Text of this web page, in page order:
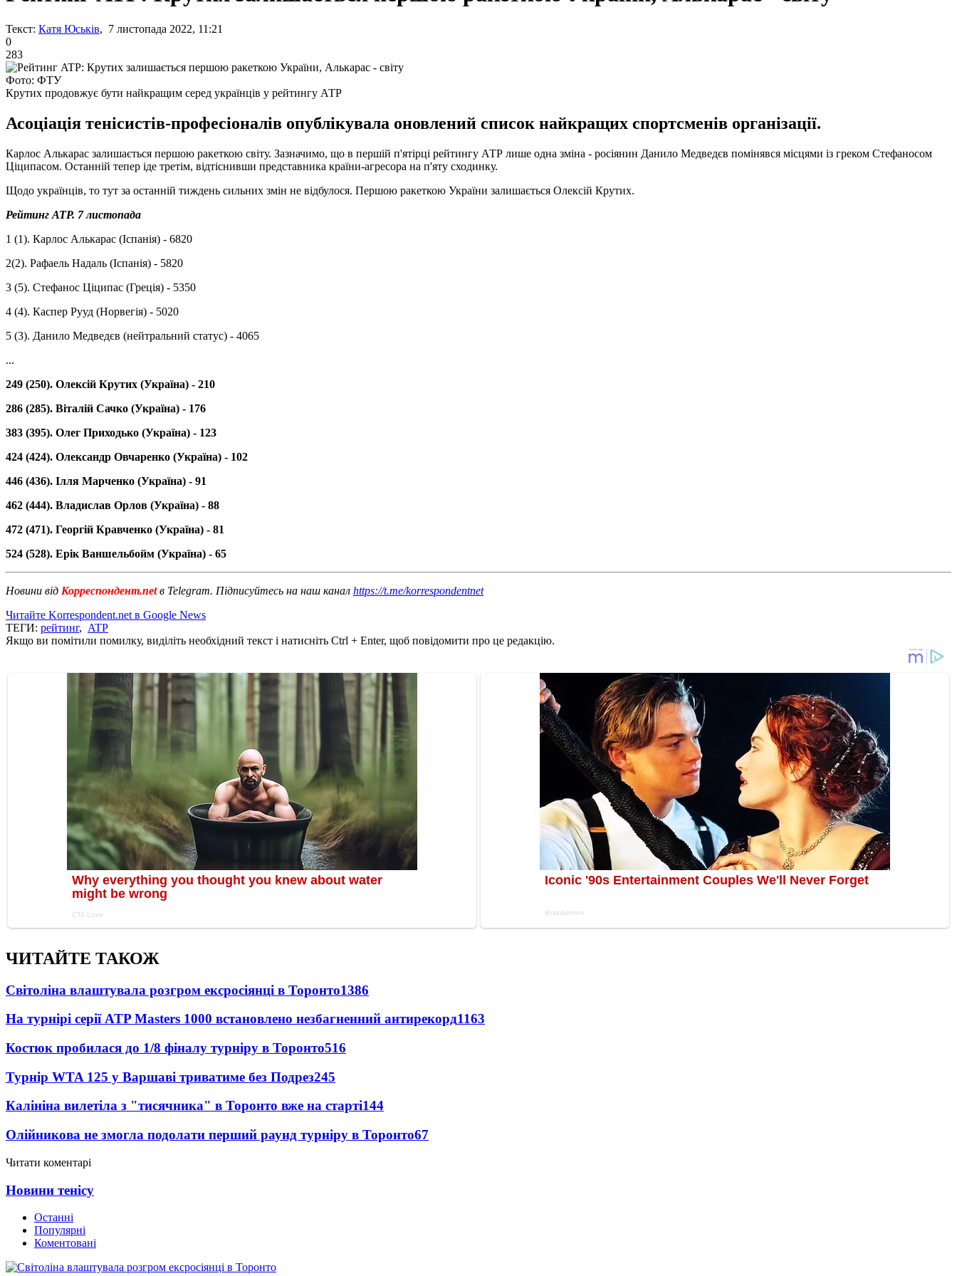
Текст: Катя Юськів, 7 листопада 2022, 11:21
0
283
Фото: ФТУ
Крутих продовжує бути найкращим серед українців у рейтингу АТР
Асоціація тенісистів-професіоналів опублікувала оновлений список найкращих спортсменів організації.
Карлос Алькарас залишається першою ракеткою світу. Зазначимо, що в першій п'ятірці рейтингу АТР лише одна зміна - росіянин Данило Медведєв помінявся місцями із греком Стефаносом
Ціципасом. Останній тепер іде третім, відтіснивши представника країни-агресора на п'яту сходинку.
Щодо українців, то тут за останній тиждень сильних змін не відбулося. Першою ракеткою України залишається Олексій Крутих.
Рейтинг ATP. 7 листопада
1 (1). Карлос Алькарас (Іспанія) - 6820
2(2). Рафаель Надаль (Іспанія) - 5820
3 (5). Стефанос Ціципас (Греція) - 5350
4 (4). Каспер Рууд (Норвегія) - 5020
5 (3). Данило Медведєв (нейтральний статус) - 4065
...
249 (250). Олексій Крутих (Україна) - 210
286 (285). Віталій Сачко (Україна) - 176
383 (395). Олег Приходько (Україна) - 123
424 (424). Олександр Овчаренко (Україна) - 102
446 (436). Ілля Марченко (Україна) - 91
462 (444). Владислав Орлов (Україна) - 88
472 (471). Георгій Кравченко (Україна) - 81
524 (528). Ерік Ваншельбойм (Україна) - 65
Новини від Корреспондент.netв Telegram. Підписуйтесь на наш канал https://t.me/korrespondentnet
Читайте Korrespondent.net в Google News
ТЕГИ: рейтинг, ATP
Якщо ви помітили помилку, виділіть необхідний текст і натисніть Ctrl + Enter, щоб повідомити про це редакцію.
ЧИТАЙТЕ ТАКОЖ
Світоліна влаштувала розгром ексросіянці в Торонто1386
На турнірі серії ATP Masters 1000 встановлено незбагненний антирекорд1163
Костюк пробилася до 1/8 фіналу турніру в Торонто516
Турнір WTA 125 у Варшаві триватиме без Подрез245
Калініна вилетіла з "тисячника" в Торонто вже на старті144
Олійникова не змогла подолати перший раунд турніру в Торонто67
Читати коментарі
Новини тенісу
Останні
Популярні
Коментовані